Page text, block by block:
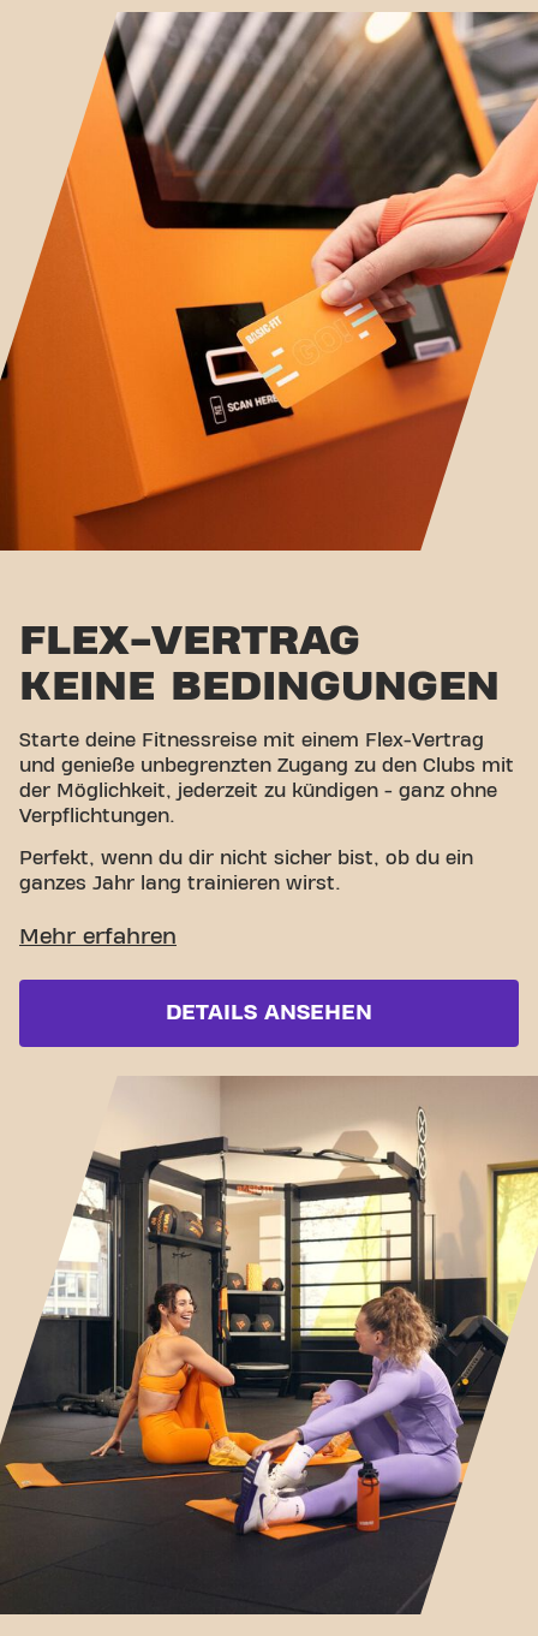
FLEX-VERTRAG
KEINE BEDINGUNGEN
Starte deine Fitnessreise mit einem Flex-Vertrag
und genieße unbegrenzten Zugang zu den Clubs mit
der Möglichkeit, jederzeit zu kündigen - ganz ohne
Verpflichtungen.
Perfekt, wenn du dir nicht sicher bist, ob du ein
ganzes Jahr lang trainieren wirst.
DETAILS ANSEHEN